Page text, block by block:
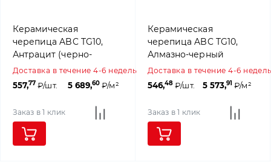
Керамическая
черепица ABC TG10,
Антрацит (черно-
коричневый ангоб)
Доставка в течение 4-6 недель
557,77₽/шт. 5 689,60₽/м²
Заказ в 1 клик
Керамическая
черепица ABC TG10,
Алмазно-черный
(ангоб)
Доставка в течение 4-6
546,48₽/шт. 5 573,91₽/м²
Заказ в 1 клик